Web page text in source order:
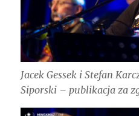
Jacek Gessek i Stefan
Siporski – publikacja za